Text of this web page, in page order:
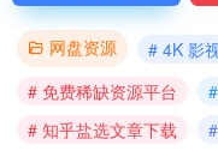
网盘资源 # 4K 影
# 免费稀缺资源平台
# 知乎盐选文章下载